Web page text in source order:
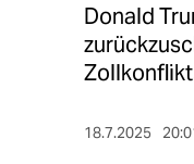
Donald
18.7.2025